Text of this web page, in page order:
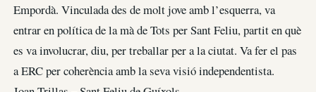
Empordà. Vinculada des de molt jove amb l’esquerra, va
entrar en política de la mà de Tots per Sant Feliu, partit en què
es va involucrar, diu, per treballar per a la ciutat. Va fer el pas
a ERC per coherència amb la seva visió independentista.